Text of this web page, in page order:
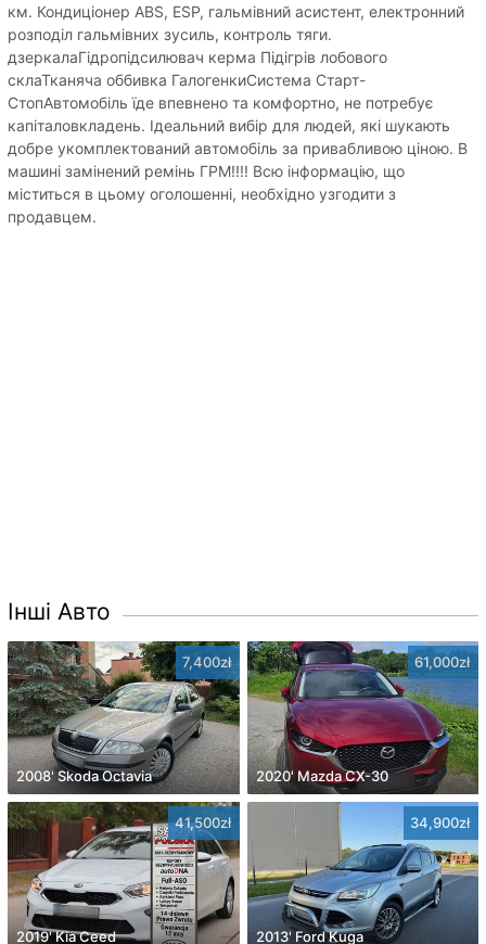
км. Кондиціонер ABS, ESP, гальмівний асистент, електронний
розподіл гальмівних зусиль, контроль тяги.
дзеркалаГідропідсилювач керма Підігрів лобового
склаТканяча оббивка ГалогенкиСистема Старт-
СтопАвтомобіль їде впевнено та комфортно, не потребує
капіталовкладень. Ідеальний вибір для людей, які шукають
добре укомплектований автомобіль за привабливою ціною. В
машині замінений ремінь ГРМ!!!! Всю інформацію, що
міститься в цьому оголошенні, необхідно узгодити з
продавцем.
Інші Авто
7,400zł
2008' Skoda Octavia
61,000zł
2020' Mazda CX-30
41,500zł
2019' Kia Ceed
34,900zł
2013' Ford Kuga